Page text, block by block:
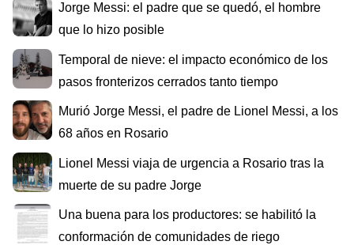
Jorge Messi: el padre que se quedó, el hombre
que lo hizo posible
Temporal de nieve: el impacto económico de los
pasos fronterizos cerrados tanto tiempo
Murió Jorge Messi, el padre de Lionel Messi, a los
68 años en Rosario
Lionel Messi viaja de urgencia a Rosario tras la
muerte de su padre Jorge
Una buena para los productores: se habilitó la
conformación de comunidades de riego